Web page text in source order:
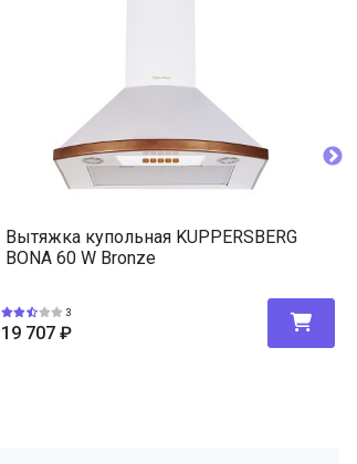
Вытяжка купольная KUPPERSBERG
BONA 60 W Bronze
3
19 707 ₽